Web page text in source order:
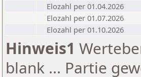
Elozahl per 01.04.2026
Elozahl per 01.07.2026
Elozahl per 01.10.2026
Hinweis1
blank ... Partie